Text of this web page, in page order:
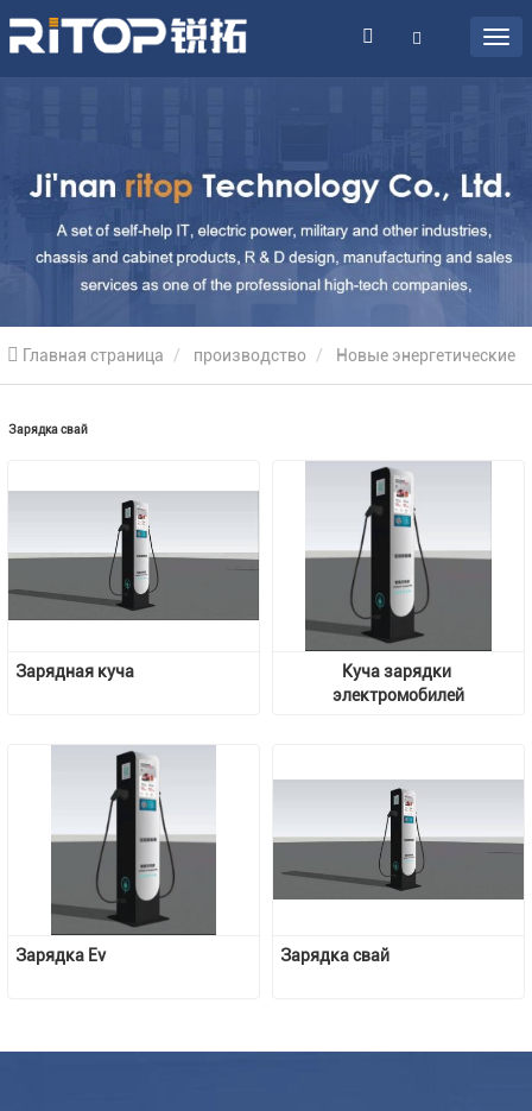
Главная страница производство Новые энергетические
Зарядка свай
Зарядная куча
Куча зарядки
электромобилей
Зарядка Ev Зарядка свай